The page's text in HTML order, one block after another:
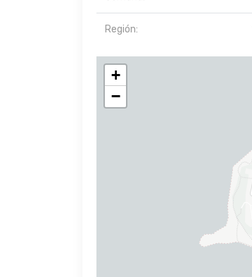
Región:
+
−